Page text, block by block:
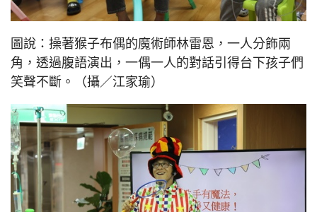
圖說：操著猴子布偶的魔術師林雷恩，一人分飾兩
角，透過腹語演出，一偶一人的對話引得台下孩子們
笑聲不斷。（攝／江家瑜）